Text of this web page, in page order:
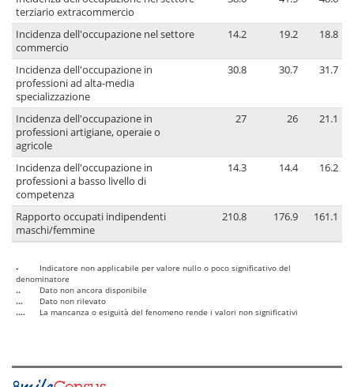
terziario extracommercio
Incidenza dell'occupazione nel settore
commercio
14.2 19.2 18.8
Incidenza dell'occupazione in
professioni ad alta-media
specializzazione
30.8 30.7 31.7
Incidenza dell'occupazione in
professioni artigiane, operaie o
agricole
27 26 21.1
Incidenza dell'occupazione in
professioni a basso livello di
competenza
14.3 14.4 16.2
Rapporto occupati indipendenti
maschi/femmine
210.8 176.9 161.1
-
Indicatore non applicabile per valore nullo o poco significativo del
denominatore
..
Dato non ancora disponibile
...
Dato non rilevato
....
La mancanza o esiguità del fenomeno rende i valori non significativi